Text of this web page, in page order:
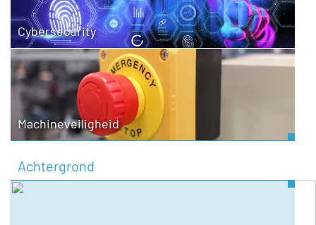
Cybersecurity
Machineveiligheid
Achtergrond